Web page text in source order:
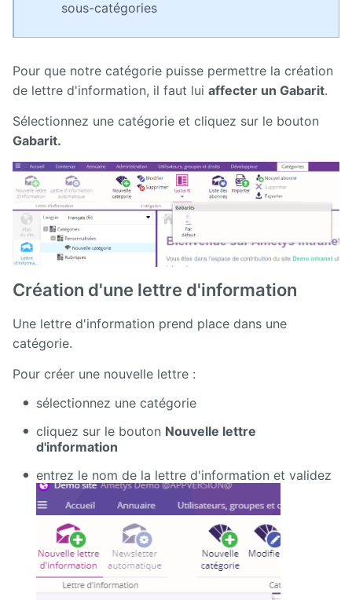
sous-catégories
Pour que notre catégorie puisse permettre la création
de lettre d'information, il faut lui affecter un Gabarit.
Sélectionnez une catégorie et cliquez sur le bouton
Gabarit.
Création d'une lettre d'information
Une lettre d'information prend place dans une
catégorie.
Pour créer une nouvelle lettre :
sélectionnez une catégorie
cliquez sur le bouton Nouvelle lettre
d'information
entrez le nom de la lettre d'information et validez